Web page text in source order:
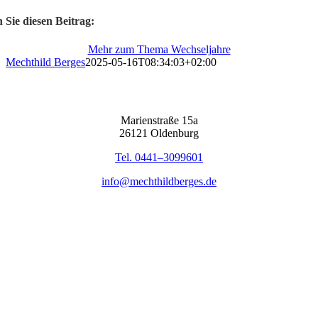
Sie die­sen Bei­trag:
Mehr zum The­ma Wech­sel­jah­re
Mechthild Berges2025-05-16T08:34:03+02:00
Mari­en­stra­ße 15a
26121 Olden­burg
Tel. 0441–3099601
info@mechthildberges.de